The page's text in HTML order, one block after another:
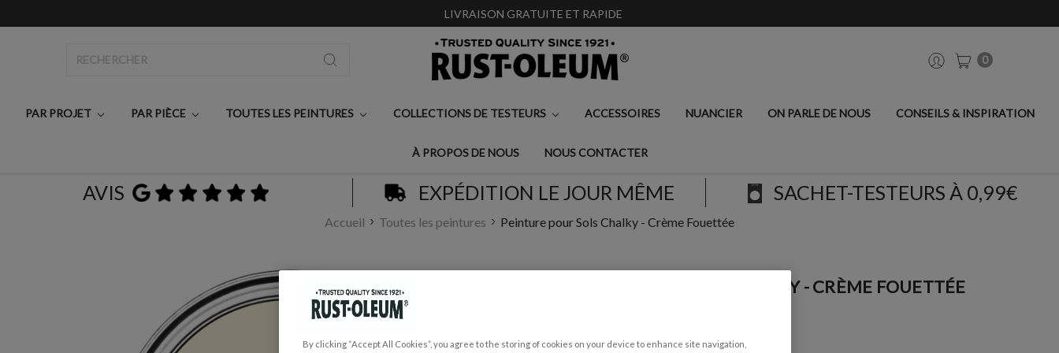
LIVRAISON GRATUITE ET RAPIDE
0
PAR PROJET PAR PIÈCE TOUTES LES PEINTURES COLLECTIONS DE TESTEURS ACCESSOIRES NUANCIER ON PARLE DE NOUS CONSEILS & INSPIRATION
À PROPOS DE NOUS NOUS CONTACTER
AVIS EXPÉDITION LE JOUR MÊME SACHET-TESTEURS À 0,99€
Accueil Toutes les peintures Peinture pour Sols Chalky - Crème Fouettée
PEINTURE POUR SOLS CHALKY - CRÈME FOUETTÉE
Écrire un avis
By clicking “Accept All Cookies”, you agree to the storing of cookies on your device to enhance site navigation,